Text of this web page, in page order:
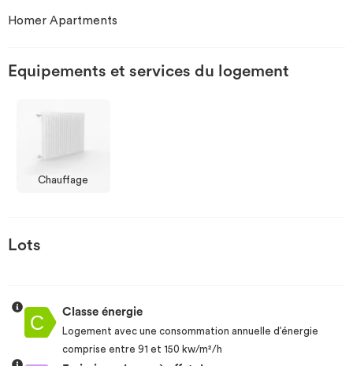
Investir
Blog
Homer Apartments
Equipements et services du logement
Chauffage
Lots
Classe énergie
Logement avec une consommation annuelle d’énergie
comprise entre 91 et 150 kw/m²/h